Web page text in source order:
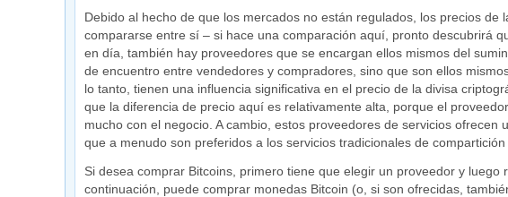
Debido al hecho de que los mercados no están regulados, los precios de
compararse entre sí – si hace una comparación aquí, pronto descubrirá
en día, también hay proveedores que se encargan ellos mismos del
de encuentro entre vendedores y compradores, sino que son ellos
lo tanto, tienen una influencia significativa en el precio de la divisa
que la diferencia de precio aquí es relativamente alta, porque el
mucho con el negocio. A cambio, estos proveedores de servicios ofrecen
que a menudo son preferidos a los servicios tradicionales de compartición
Si desea comprar Bitcoins, primero tiene que elegir un proveedor y luego
continuación, puede comprar monedas Bitcoin (o, si son ofrecidas,